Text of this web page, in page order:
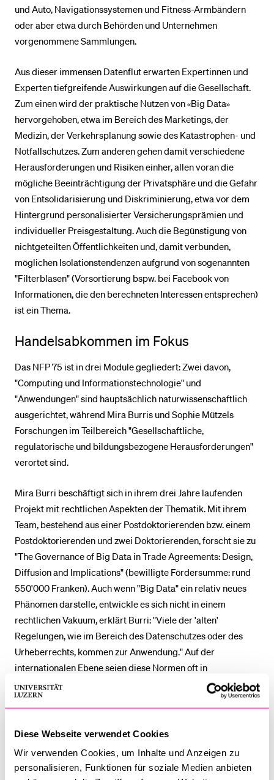
Diese Webseite verwendet Cookies
Wir verwenden Cookies, um Inhalte und Anzeigen zu
personalisieren, Funktionen für soziale Medien anbieten
und Auto, Navigationssystemen und Fitness-Armbändern
oder aber etwa durch Behörden und Unternehmen
vorgenommene Sammlungen.
Aus dieser immensen Datenflut erwarten Expertinnen und
Experten tiefgreifende Auswirkungen auf die Gesellschaft.
Zum einen wird der praktische Nutzen von «Big Data»
hervorgehoben, etwa im Bereich des Marketings, der
Medizin, der Verkehrsplanung sowie des Katastrophen- und
Notfallschutzes. Zum anderen gehen damit verschiedene
Herausforderungen und Risiken einher, allen voran die
mögliche Beeinträchtigung der Privatsphäre und die Gefahr
von Entsolidarisierung und Diskriminierung, etwa vor dem
Hintergrund personalisierter Versicherungsprämien und
individueller Preisgestaltung. Auch die Begünstigung von
nichtgeteilten Öffentlichkeiten und, damit verbunden,
möglichen Isolationstendenzen aufgrund von sogenannten
"Filterblasen" (Vorsortierung bspw. bei Facebook von
Informationen, die den berechneten Interessen entsprechen)
ist ein Thema.
Handelsabkommen im Fokus
Das NFP 75 ist in drei Module gegliedert: Zwei davon,
"Computing und Informationstechnologie" und
"Anwendungen" sind hauptsächlich naturwissenschaftlich
ausgerichtet, während Mira Burris und Sophie Mützels
Forschungen im Teilbereich "Gesellschaftliche,
regulatorische und bildungsbezogene Herausforderungen"
verortet sind.
Mira Burri beschäftigt sich in ihrem drei Jahre laufenden
Projekt mit rechtlichen Aspekten der Thematik. Mit ihrem
Team, bestehend aus einer Postdoktorierenden bzw. einem
Postdoktorierenden und zwei Doktorierenden, forscht sie zu
"The Governance of Big Data in Trade Agreements: Design,
Diffusion and Implications" (bewilligte Fördersumme: rund
550'000 Franken). Auch wenn "Big Data" ein relativ neues
Phänomen darstelle, entwickle es sich nicht in einem
rechtlichen Vakuum, erklärt Burri: "Viele der 'alten'
Regelungen, wie im Bereich des Datenschutzes oder des
Urheberrechts, kommen zur Anwendung." Auf der
internationalen Ebene seien diese Normen oft in
Handelsabkommen verankert – ob nun im multilateralen
Forum der Welthandelsorganisation (WTO) oder, wie immer
Freihandelsabkommen. "Trotzdem wurde das Thema 'Big
Data' bislang nur selten in Verbindung mit dem
Handelsregime gebracht; es existiert keine systematische